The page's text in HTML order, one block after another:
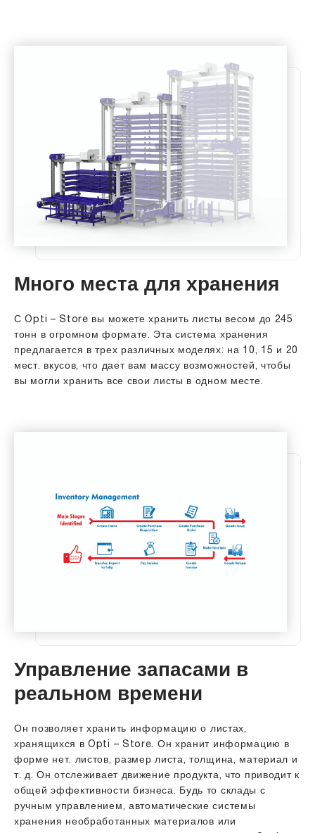
Много места для хранения
С Opti – Store вы можете хранить листы весом до 245
тонн в огромном формате. Эта система хранения
предлагается в трех различных моделях: на 10, 15 и 20
мест. вкусов, что дает вам массу возможностей, чтобы
вы могли хранить все свои листы в одном месте.
Управление запасами в
реальном времени
Он позволяет хранить информацию о листах,
хранящихся в Opti – Store. Он хранит информацию в
форме нет. листов, размер листа, толщина, материал и
т. д. Он отслеживает движение продукта, что приводит к
общей эффективности бизнеса. Будь то склады с
ручным управлением, автоматические системы
хранения необработанных материалов или